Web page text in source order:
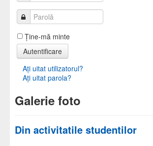
Ţine-mă minte
Autentificare
Aţi uitat utilizatorul?
Aţi uitat parola?
Galerie foto
Din activitatile studentilor